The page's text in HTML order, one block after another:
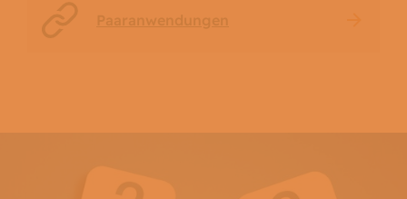
Paaranwendungen